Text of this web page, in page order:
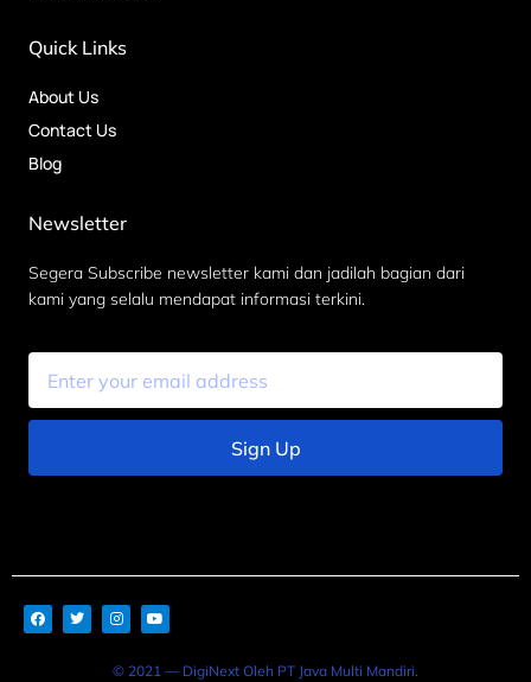
Quick Links
About Us
Contact Us
Blog
Newsletter
Segera Subscribe newsletter kami dan jadilah bagian dari
kami yang selalu mendapat informasi terkini.
Sign Up
© 2021 — DigiNext Oleh PT Java Multi Mandiri.